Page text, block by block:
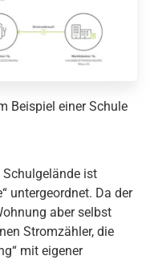
Beispiel einer Schule
ist
untergeordnet. Da der
aber selbst
Stromzähler, die
mit eigener